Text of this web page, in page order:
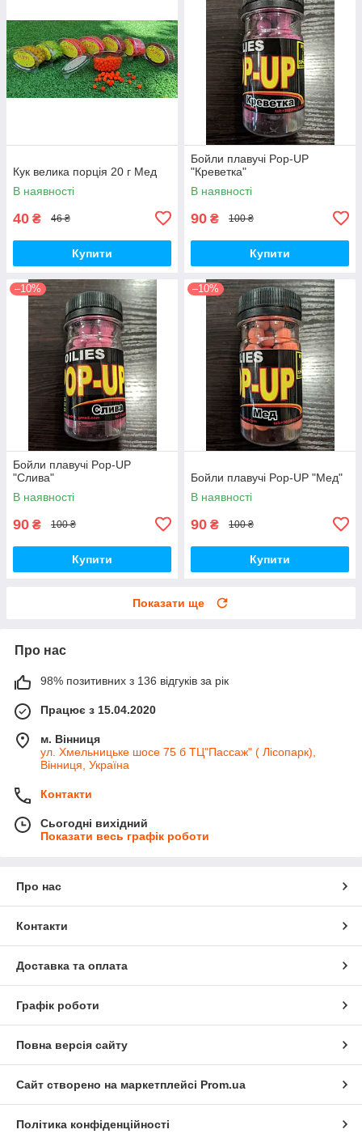
Кук велика порція 20 г Мед
В наявності
40 ₴ 46 ₴
Купити
Бойли плавучі Pop-UP
"Креветка"
В наявності
90 ₴ 100 ₴
Купити
–10%
Бойли плавучі Pop-UP
"Слива"
В наявності
90 ₴ 100 ₴
Купити
–10%
Бойли плавучі Pop-UP "Мед"
В наявності
90 ₴ 100 ₴
Купити
Показати ще
Про нас
98% позитивних з 136 відгуків за рік
Працює з 15.04.2020
м. Вінниця
ул. Хмельницьке шосе 75 б ТЦ"Пассаж" ( Лісопарк),
Вінниця, Україна
Контакти
Сьогодні вихідний
Показати весь графік роботи
Про нас
Контакти
Доставка та оплата
Графік роботи
Повна версія сайту
Сайт створено на маркетплейсі Prom.ua
Політика конфіденційності